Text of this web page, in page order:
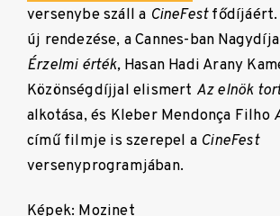
versenybe száll a CineFestfődíjáért.
új rendezése, a Cannes-ban
Érzelmi érték, Hasan Hadi Arany
Közönségdíjjal elismert Az elnök
alkotása, és Kleber Mendonça Filho
című filmje is szerepel a CineFest
versenyprogramjában.
Képek: Mozinet